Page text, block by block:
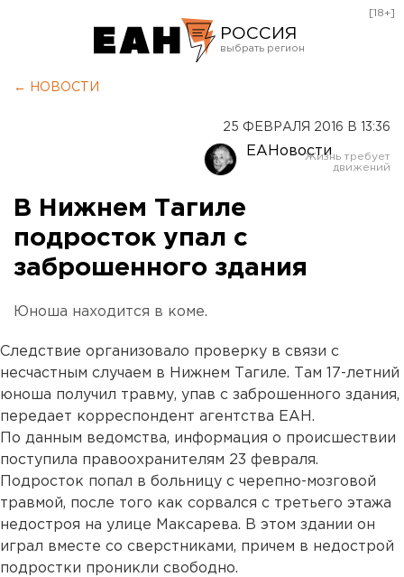
РОССИЯ
Оренбург
[18+]
← НОВОСТИ
25 ФЕВРАЛЯ 2016 В 13:36
ЕАНовости
В Нижнем Тагиле
подросток упал с
заброшенного здания
Юноша находится в коме.
Следствие организовало проверку в связи с
несчастным случаем в Нижнем Тагиле. Там 17-летний
юноша получил травму, упав с заброшенного здания,
передает корреспондент агентства ЕАН.
По данным ведомства, информация о происшествии
поступила правоохранителям 23 февраля.
Подросток попал в больницу с черепно-мозговой
травмой, после того как сорвался с третьего этажа
недостроя на улице Максарева. В этом здании он
играл вместе со сверстниками, причем в недострой
подростки проникли свободно.